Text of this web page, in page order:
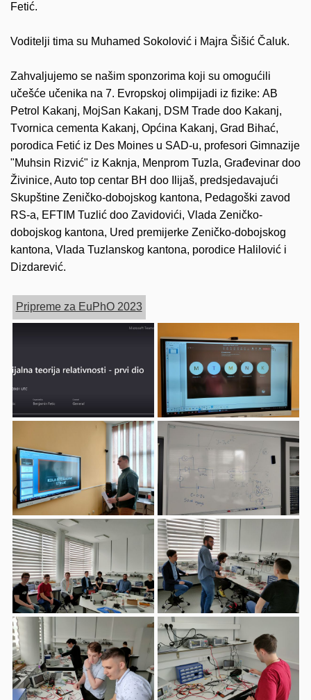
Fetić.
Voditelji tima su Muhamed Sokolović i Majra Šišić Čaluk.
Zahvaljujemo se našim sponzorima koji su omogućili
učešće učenika na 7. Evropskoj olimpijadi iz fizike: AB
Petrol Kakanj, MojSan Kakanj, DSM Trade doo Kakanj,
Tvornica cementa Kakanj, Općina Kakanj, Grad Bihać,
porodica Fetić iz Des Moines u SAD-u, profesori Gimnazije
"Muhsin Rizvić" iz Kaknja, Menprom Tuzla, Građevinar doo
Živinice, Auto top centar BH doo Ilijaš, predsjedavajući
Skupštine Zeničko-dobojskog kantona, Pedagoški zavod
RS-a, EFTIM Tuzlić doo Zavidovići, Vlada Zeničko-
dobojskog kantona, Ured premijerke Zeničko-dobojskog
kantona, Vlada Tuzlanskog kantona, porodice Halilović i
Dizdarević.
Pripreme za EuPhO 2023